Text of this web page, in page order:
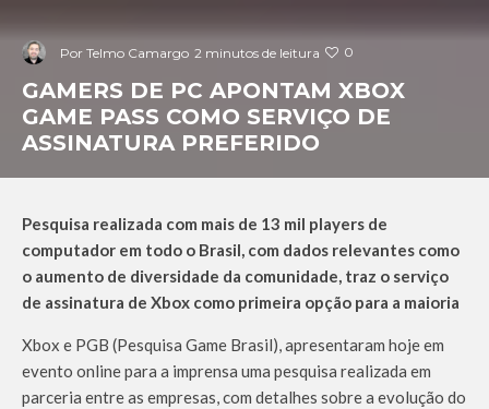
Por Telmo Camargo 2 minutos de leitura 0
GAMERS DE PC APONTAM XBOX
GAME PASS COMO SERVIÇO DE
ASSINATURA PREFERIDO
Pesquisa realizada com mais de 13 mil players de
computador em todo o Brasil, com dados relevantes como
o aumento de diversidade da comunidade, traz o serviço
de assinatura de Xbox como primeira opção para a maioria
Xbox e PGB (Pesquisa Game Brasil), apresentaram hoje em
evento online para a imprensa uma pesquisa realizada em
parceria entre as empresas, com detalhes sobre a evolução do